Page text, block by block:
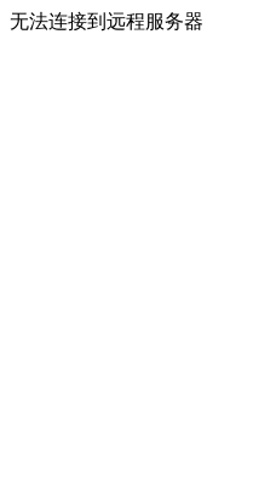
无法连接到远程服务器